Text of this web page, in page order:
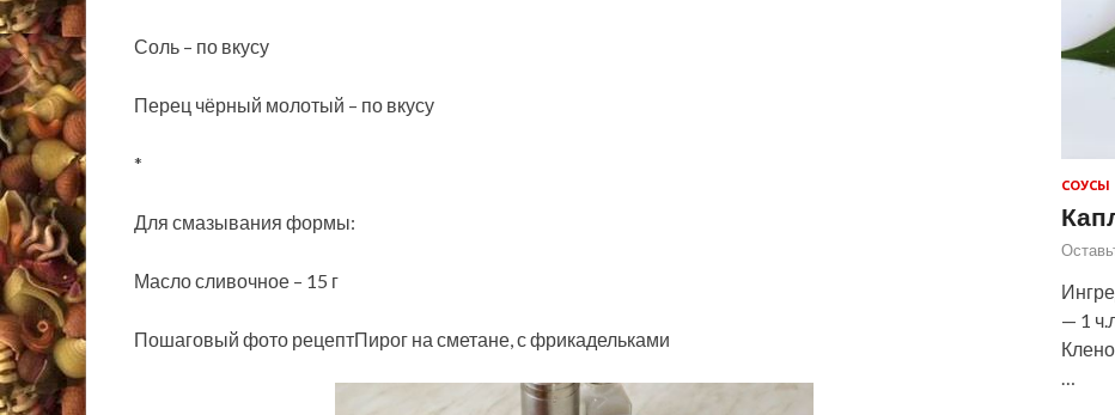
Соль – по вкусу
Перец чёрный молотый – по вкусу
*
Для смазывания формы:
Масло сливочное – 15 г
Пошаговый фото рецептПирог на сметане, с фрикадельками
СОУСЫ
— 1
…